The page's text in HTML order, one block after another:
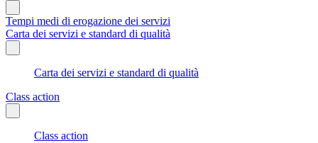
Tempi medi di erogazione dei servizi
Carta dei servizi e standard di qualità
Carta dei servizi e standard di qualità
Class action
Class action